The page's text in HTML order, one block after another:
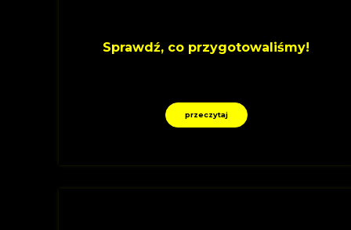
Sprawdź, co przygotowaliśmy!
przeczytaj